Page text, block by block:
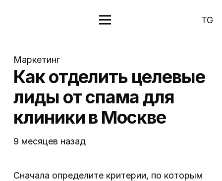
TG
Маркетинг
Как отделить целевые
лиды от спама для
клиники в Москве
9 месяцев назад
Сначала определите критерии, по которым